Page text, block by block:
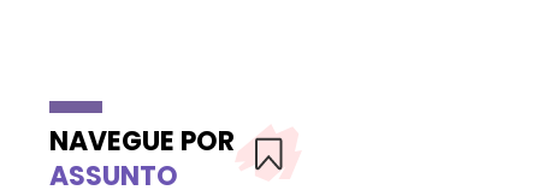
NAVEGUE POR
ASSUNTO